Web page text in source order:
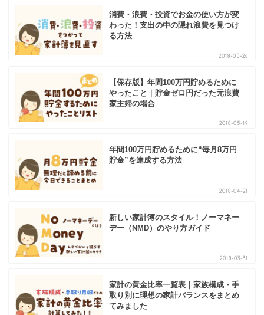
消費・浪費・投資でお金の使い方が変
わった！支出の中の隠れ浪費を見つけ
る方法
2018-05-26
【保存版】年間100万円貯めるために
やったこと｜貯金ゼロ円だった元浪費
家主婦の場合
2018-05-19
年間100万円貯めるために“毎月8万円
貯金”を達成する方法
2018-04-21
新しい家計簿のスタイル！ノーマネー
デー（NMD）のやり方ガイド
2018-03-31
家計の黄金比率一覧表｜家族構成・手
取り別に理想の家計バランスをまとめ
てみました